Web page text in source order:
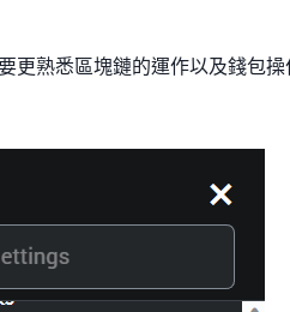
更熟悉區塊鏈的運作以及錢包操